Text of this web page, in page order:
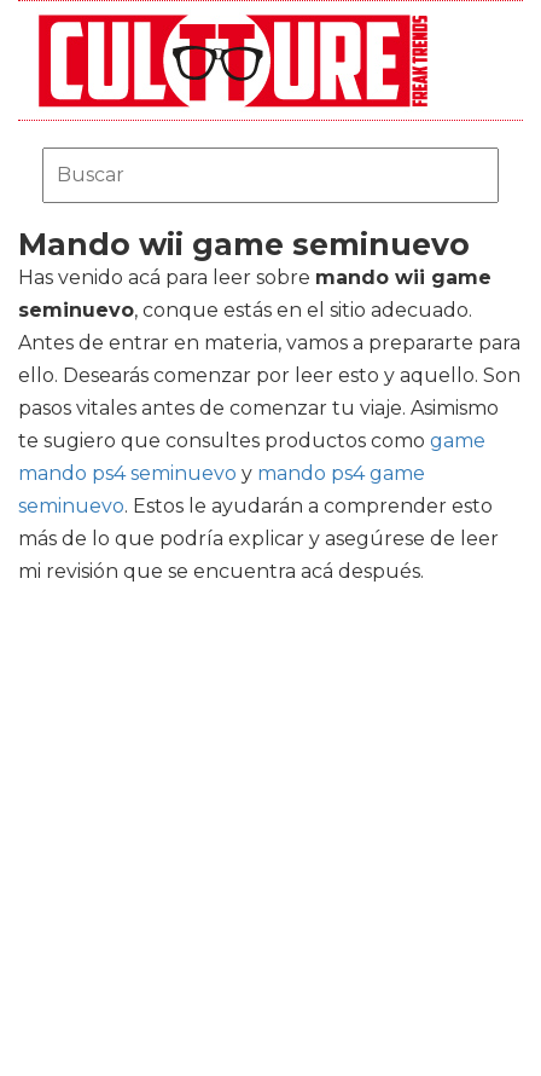
Mando wii game seminuevo
Has venido acá para leer sobre mando wii game
seminuevo, conque estás en el sitio adecuado.
Antes de entrar en materia, vamos a prepararte para
ello. Desearás comenzar por leer esto y aquello. Son
pasos vitales antes de comenzar tu viaje. Asimismo
te sugiero que consultes productos como game
mando ps4 seminuevo y mando ps4 game
seminuevo. Estos le ayudarán a comprender esto
más de lo que podría explicar y asegúrese de leer
mi revisión que se encuentra acá después.